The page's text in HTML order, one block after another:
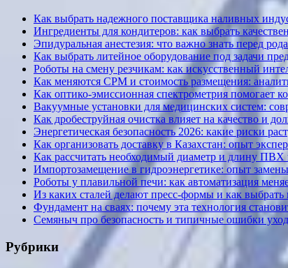
Как выбрать надежного поставщика наливных
Ингредиенты для кондитеров: как выбрать
Эпидуральная анестезия: что важно знать перед
Как выбрать литейное оборудование под задачи
Роботы на смену резчикам: как искусственный
Как меняются CPM и стоимость размещения:
Как оптико-эмиссионная спектрометрия помогает
Вакуумные установки для медицинских систем:
Как дробеструйная очистка влияет на качество и
Энергетическая безопасность 2026: какие риски
Как организовать доставку в Казахстан: опыт
Как рассчитать необходимый диаметр и длину ПВХ
Импортозамещение в гидроэнергетике: опыт
Роботы у плавильной печи: как автоматизация
Из каких сталей делают пресс-формы и как
Фундамент на сваях: почему эта технология
Семяныч про безопасность и типичные ошибки
Рубрики